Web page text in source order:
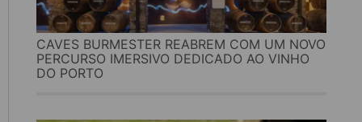
CAVES BURMESTER REABREM COM UM NOVO
PERCURSO IMERSIVO DEDICADO AO VINHO
DO PORTO